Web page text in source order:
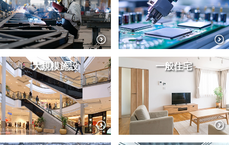
大規模施設 一般住宅